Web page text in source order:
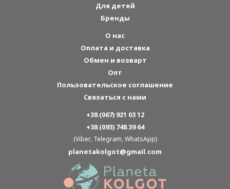
Для детей
Бренды
О нас
Оплата и доставка
Обмен и возварт
Опт
Пользовательское соглашение
Связаться с нами
+38 (067) 921 03 12
+38 (093) 748 39 64
(Viber, Telegram, WhatsApp)
planetakolgot@gmail.com